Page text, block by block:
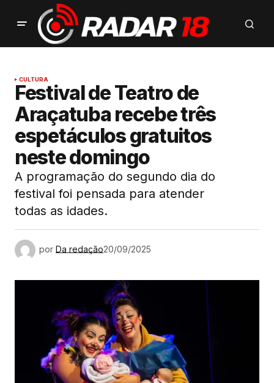
CULTURA
Festival de Teatro de
Araçatuba recebe três
espetáculos gratuitos
neste domingo
A programação do segundo dia do
festival foi pensada para atender
todas as idades.
por Da redação20/09/2025